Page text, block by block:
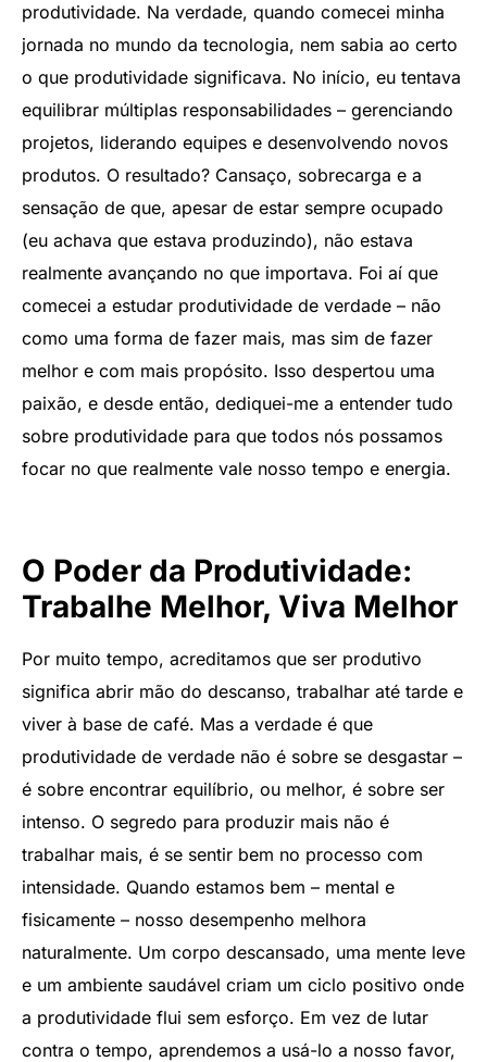
produtividade. Na verdade, quando comecei minha
jornada no mundo da tecnologia, nem sabia ao certo
o que produtividade significava. No início, eu tentava
equilibrar múltiplas responsabilidades – gerenciando
projetos, liderando equipes e desenvolvendo novos
produtos. O resultado? Cansaço, sobrecarga e a
sensação de que, apesar de estar sempre ocupado
(eu achava que estava produzindo), não estava
realmente avançando no que importava. Foi aí que
comecei a estudar produtividade de verdade – não
como uma forma de fazer mais, mas sim de fazer
melhor e com mais propósito. Isso despertou uma
paixão, e desde então, dediquei-me a entender tudo
sobre produtividade para que todos nós possamos
focar no que realmente vale nosso tempo e energia.
O Poder da Produtividade:
Trabalhe Melhor, Viva Melhor
Por muito tempo, acreditamos que ser produtivo
significa abrir mão do descanso, trabalhar até tarde e
viver à base de café. Mas a verdade é que
produtividade de verdade não é sobre se desgastar –
é sobre encontrar equilíbrio, ou melhor, é sobre ser
intenso. O segredo para produzir mais não é
trabalhar mais, é se sentir bem no processo com
intensidade. Quando estamos bem – mental e
fisicamente – nosso desempenho melhora
naturalmente. Um corpo descansado, uma mente leve
e um ambiente saudável criam um ciclo positivo onde
a produtividade flui sem esforço. Em vez de lutar
contra o tempo, aprendemos a usá-lo a nosso favor,